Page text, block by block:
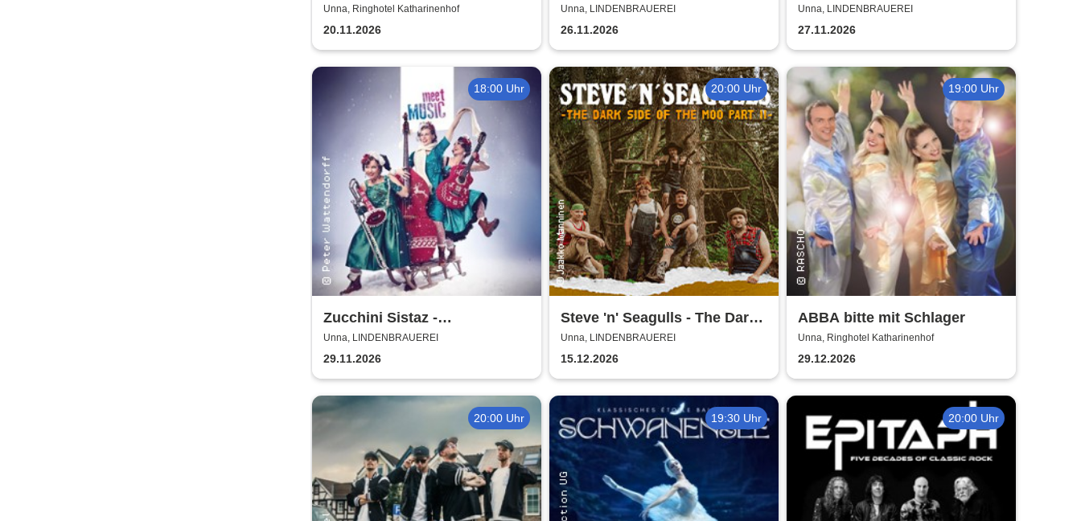
für Mord
Unna, Ringhotel Katharinenhof
20.11.2026
Unna, LINDENBRAUEREI
26.11.2026
Unna, LINDENBRAUEREI
27.11.2026
18:00 Uhr
Zucchini Sistaz -
Weihnachten mit den
Zucchini Sistaz
Unna, LINDENBRAUEREI
29.11.2026
20:00 Uhr
Steve 'n' Seagulls - The Dark
Side of the Moo Part II
Unna, LINDENBRAUEREI
15.12.2026
19:00 Uhr
ABBA bitte mit Schlager
Unna, Ringhotel Katharinenhof
29.12.2026
20:00 Uhr 19:30 Uhr 20:00 Uhr